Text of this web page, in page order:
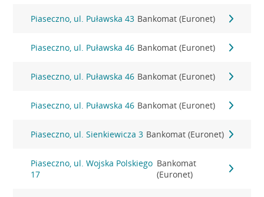
Piaseczno, ul. Puławska 43 Bankomat (Euronet)
Piaseczno, ul. Puławska 46 Bankomat (Euronet)
Piaseczno, ul. Puławska 46 Bankomat (Euronet)
Piaseczno, ul. Puławska 46 Bankomat (Euronet)
Piaseczno, ul. Sienkiewicza 3 Bankomat (Euronet)
Piaseczno, ul. Wojska Polskiego
17
Bankomat
(Euronet)